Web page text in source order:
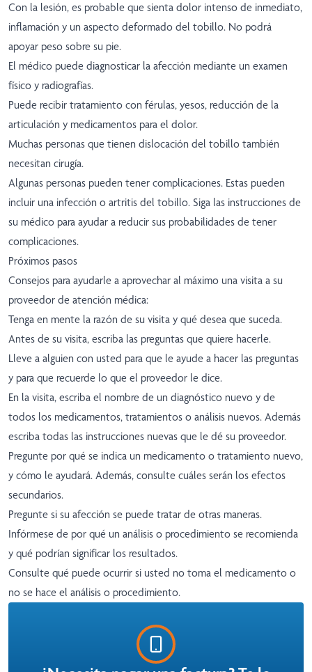
Con la lesión, es probable que sienta dolor intenso de inmediato,
inflamación y un aspecto deformado del tobillo. No podrá
apoyar peso sobre su pie.
El médico puede diagnosticar la afección mediante un examen
físico y radiografías.
Puede recibir tratamiento con férulas, yesos, reducción de la
articulación y medicamentos para el dolor.
Muchas personas que tienen dislocación del tobillo también
necesitan cirugía.
Algunas personas pueden tener complicaciones. Estas pueden
incluir una infección o artritis del tobillo. Siga las instrucciones de
su médico para ayudar a reducir sus probabilidades de tener
complicaciones.
Próximos pasos
Consejos para ayudarle a aprovechar al máximo una visita a su
proveedor de atención médica:
Tenga en mente la razón de su visita y qué desea que suceda.
Antes de su visita, escriba las preguntas que quiere hacerle.
Lleve a alguien con usted para que le ayude a hacer las preguntas
y para que recuerde lo que el proveedor le dice.
En la visita, escriba el nombre de un diagnóstico nuevo y de
todos los medicamentos, tratamientos o análisis nuevos. Además
escriba todas las instrucciones nuevas que le dé su proveedor.
Pregunte por qué se indica un medicamento o tratamiento nuevo,
y cómo le ayudará. Además, consulte cuáles serán los efectos
secundarios.
Pregunte si su afección se puede tratar de otras maneras.
Infórmese de por qué un análisis o procedimiento se recomienda
y qué podrían significar los resultados.
Consulte qué puede ocurrir si usted no toma el medicamento o
no se hace el análisis o procedimiento.